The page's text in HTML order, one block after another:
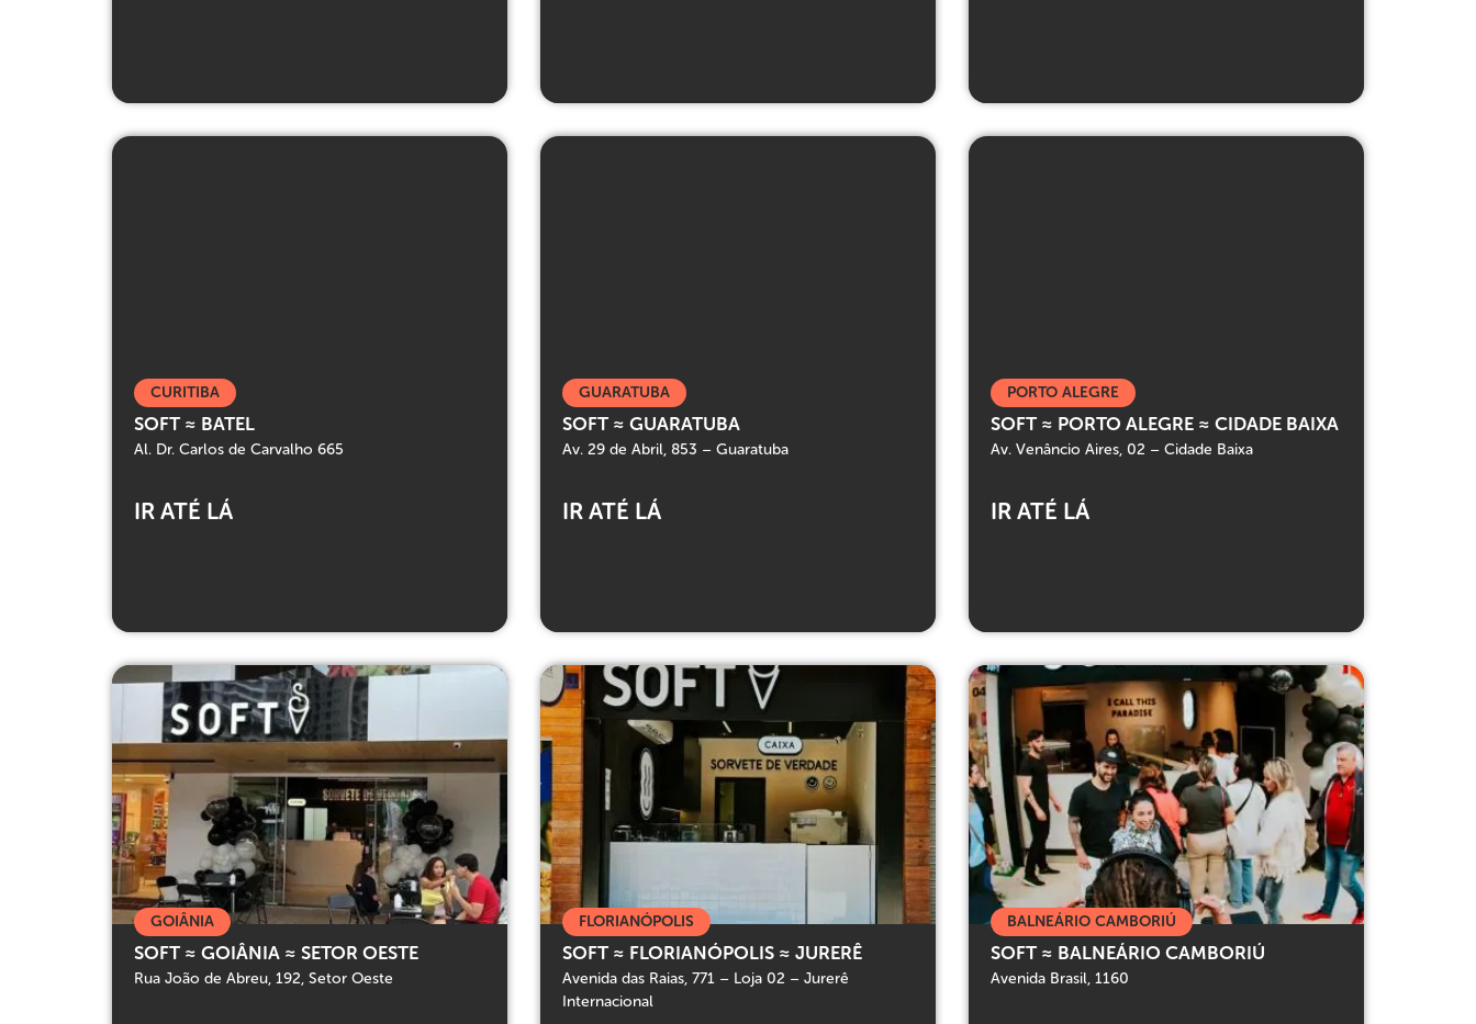
CURITIBA
SOFT ≈ BATEL
Al. Dr. Carlos de Carvalho 665
IR ATÉ LÁ
GUARATUBA
SOFT ≈ GUARATUBA
Av. 29 de Abril, 853 – Guaratuba
IR ATÉ LÁ
PORTO ALEGRE
SOFT ≈ PORTO ALEGRE ≈ CIDADE BAIXA
Av. Venâncio Aires, 02 – Cidade Baixa
IR ATÉ LÁ
GOIÂNIA
SOFT ≈ GOIÂNIA ≈ SETOR OESTE
Rua João de Abreu, 192, Setor Oeste
FLORIANÓPOLIS
SOFT ≈ FLORIANÓPOLIS ≈ JURERÊ
Avenida das Raias, 771 – Loja 02 – Jurerê
Internacional
BALNEÁRIO CAMBORIÚ
SOFT ≈ BALNEÁRIO CAMBORIÚ
Avenida Brasil, 1160